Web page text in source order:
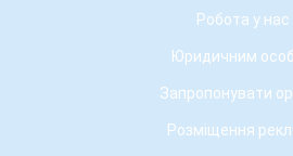
Робота у нас
Юридичним
Запропонувати
Розміщення